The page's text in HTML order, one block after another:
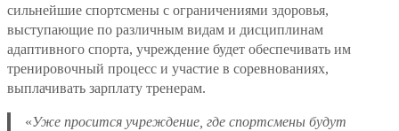
сильнейшие спортсмены с ограничениями здоровья,
выступающие по различным видам и дисциплинам
адаптивного спорта, учреждение будет обеспечивать им
тренировочный процесс и участие в соревнованиях,
выплачивать зарплату тренерам.
«Уже просится учреждение, где спортсмены будут